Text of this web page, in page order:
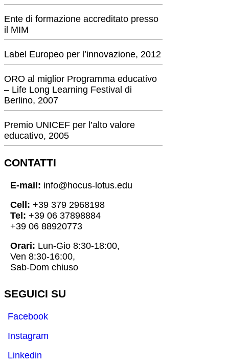
Ente di formazione accreditato presso
il MIM
Label Europeo per l’innovazione, 2012
ORO al miglior Programma educativo
– Life Long Learning Festival di
Berlino, 2007
Premio UNICEF per l’alto valore
educativo, 2005
CONTATTI
E-mail: info@hocus-lotus.edu
Cell: +39 379 2968198
Tel: +39 06 37898884
+39 06 88920773
Orari: Lun-Gio 8:30-18:00,
Ven 8:30-16:00,
Sab-Dom chiuso
SEGUICI SU
Facebook
Instagram
Linkedin